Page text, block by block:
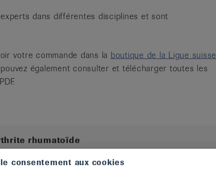
dans différentes disciplines et sont
votre commande dans la boutique de la Ligue suisse
également consulter et télécharger toutes les
rhumatoïde
consentement aux cookies